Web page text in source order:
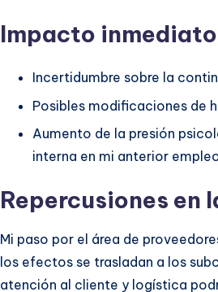
Impacto
Incertidumbre sobre la
Posibles modificaciones de
Aumento de la presión
interna en mi anterior
Repercusiones en
Mi paso por el área de
los efectos se trasladan a los
atención al cliente y logística